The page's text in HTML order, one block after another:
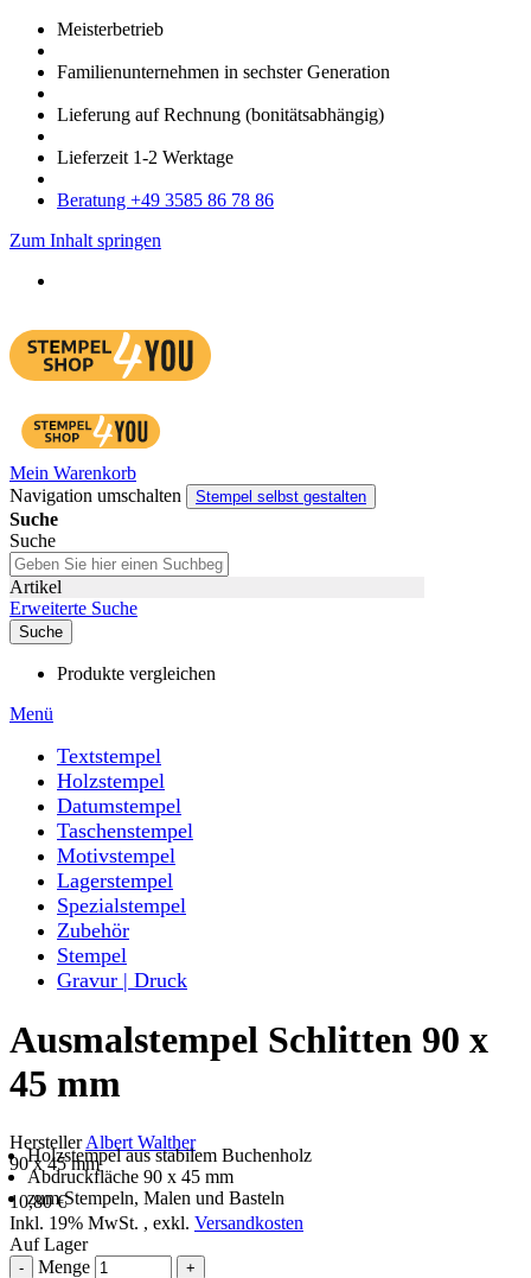
Meister­betrieb
Familien­unter­nehmen in sechster Gene­ration
Lieferung auf Rech­nung (bonitätsabhängig)
Liefer­zeit 1-2 Werk­tage
Bera­tung +49 3585 86 78 86
Zum Inhalt springen
Mein Warenkorb
Navigation umschalten
Stempel selbst gestalten
Suche
Suche
Artikel
Erweiterte Suche
Suche
Produkte vergleichen
Menü
Textstempel
Holzstempel
Datumstempel
Taschenstempel
Motivstempel
Lagerstempel
Spezialstempel
Zubehör
Stempel
Gravur | Druck
Ausmalstempel Schlitten 90 x
45 mm
HerstellerAlbert Walther
90 x 45 mm
Holzstempel aus stabilem Buchenholz
Abdruckfläche 90 x 45 mm
zum Stempeln, Malen und Basteln
10,80 €
Inkl. 19% MwSt. , exkl. Versandkosten
Auf Lager
- Menge +